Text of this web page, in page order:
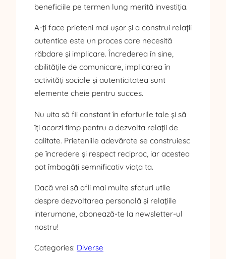
beneficiile pe termen lung merită investiția.
A-ți face prieteni mai ușor și a construi relații
autentice este un proces care necesită
răbdare și implicare. Încrederea în sine,
abilitățile de comunicare, implicarea în
activități sociale și autenticitatea sunt
elemente cheie pentru succes.
Nu uita să fii constant în eforturile tale și să
îți acorzi timp pentru a dezvolta relații de
calitate. Prieteniile adevărate se construiesc
pe încredere și respect reciproc, iar acestea
pot îmbogăți semnificativ viața ta.
Dacă vrei să afli mai multe sfaturi utile
despre dezvoltarea personală și relațiile
interumane, abonează-te la newsletter-ul
nostru!
Categories: Diverse